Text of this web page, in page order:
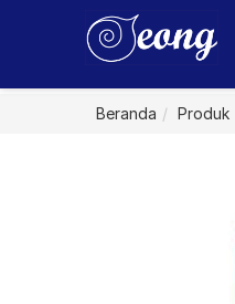
Beranda Produk